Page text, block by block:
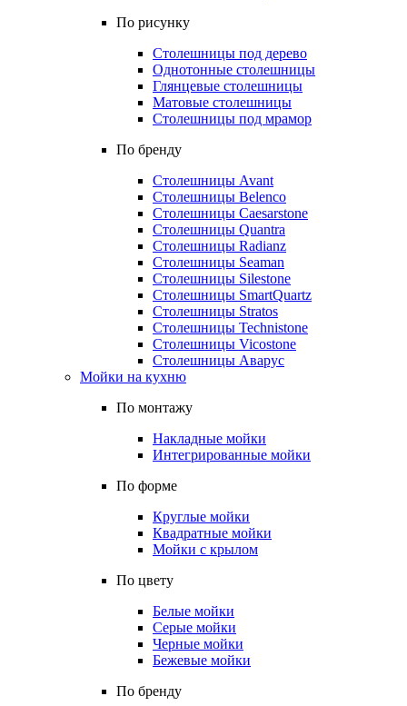
По рисунку
Столешницы под дерево
Однотонные столешницы
Глянцевые столешницы
Матовые столешницы
Столешницы под мрамор
По бренду
Столешницы Avant
Столешницы Belenco
Столешницы Caesarstone
Столешницы Quantra
Столешницы Radianz
Столешницы Seaman
Столешницы Silestone
Столешницы SmartQuartz
Столешницы Stratos
Столешницы Technistone
Столешницы Vicostone
Столешницы Аварус
Мойки на кухню
По монтажу
Накладные мойки
Интегрированные мойки
По форме
Круглые мойки
Квадратные мойки
Мойки с крылом
По цвету
Белые мойки
Серые мойки
Черные мойки
Бежевые мойки
По бренду